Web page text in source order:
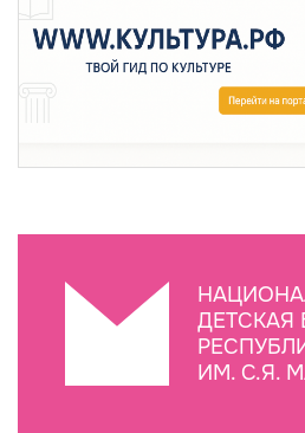
ДЕТСКАЯ
ИМ. С.Я.